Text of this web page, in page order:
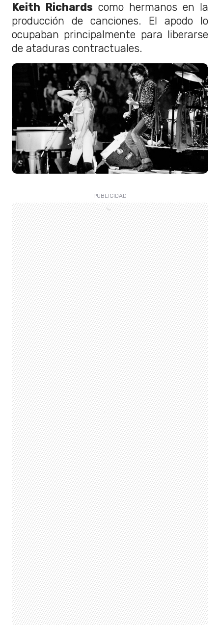
Keith Richards como hermanos en la
producción de canciones. El apodo lo
ocupaban principalmente para liberarse
de ataduras contractuales.